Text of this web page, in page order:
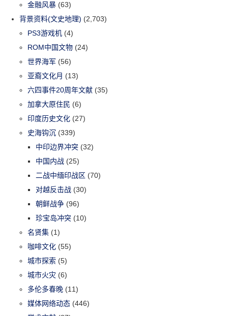
金融风暴 (63)
背景资料(文史地理) (2,703)
PS3游戏机 (4)
ROM中国文物 (24)
世界海军 (56)
亚裔文化月 (13)
六四事件20周年文献 (35)
加拿大原住民 (6)
印度历史文化 (27)
史海钩沉 (339)
中印边界冲突 (32)
中国内战 (25)
二战中缅印战区 (70)
对越反击战 (30)
朝鲜战争 (96)
珍宝岛冲突 (10)
名贤集 (1)
咖啡文化 (55)
城市探索 (5)
城市火灾 (6)
多伦多春晚 (11)
媒体网络动态 (446)